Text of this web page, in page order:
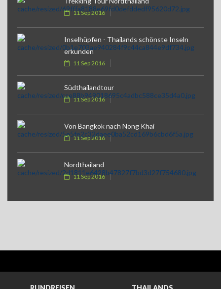
11 Sep 2016
Inselhüpfen - Thailands schönste Inseln
erkunden
11 Sep 2016
Südthailandtour
11 Sep 2016
Von Bangkok nach Nong Khai
11 Sep 2016
Nordthailand
11 Sep 2016